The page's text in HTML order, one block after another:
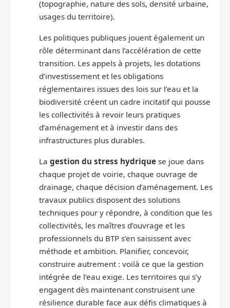
(topographie, nature des sols, densité urbaine,
usages du territoire).
Les politiques publiques jouent également un
rôle déterminant dans l’accélération de cette
transition. Les appels à projets, les dotations
d’investissement et les obligations
réglementaires issues des lois sur l’eau et la
biodiversité créent un cadre incitatif qui pousse
les collectivités à revoir leurs pratiques
d’aménagement et à investir dans des
infrastructures plus durables.
La gestion du stress hydrique se joue dans
chaque projet de voirie, chaque ouvrage de
drainage, chaque décision d’aménagement. Les
travaux publics disposent des solutions
techniques pour y répondre, à condition que les
collectivités, les maîtres d’ouvrage et les
professionnels du BTP s’en saisissent avec
méthode et ambition. Planifier, concevoir,
construire autrement : voilà ce que la gestion
intégrée de l’eau exige. Les territoires qui s’y
engagent dès maintenant construisent une
résilience durable face aux défis climatiques à